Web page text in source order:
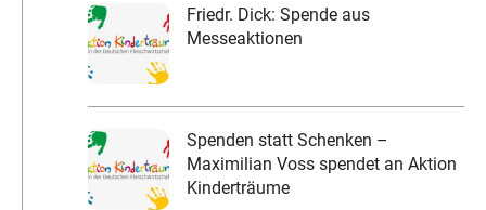
Friedr. Dick: Spende aus
Messeaktionen
Spenden statt Schenken –
Maximilian Voss spendet an Aktion
Kinderträume